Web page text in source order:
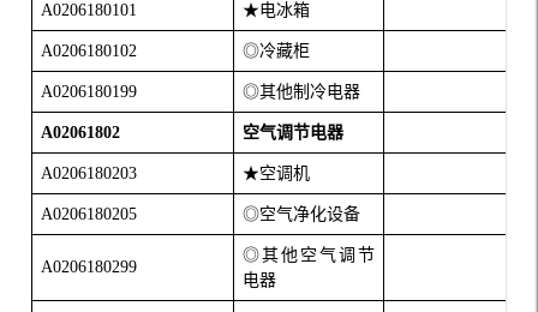
A0206180101 ★电冰箱
A0206180102 ◎冷藏柜
A0206180199 ◎其他制冷电器
A02061802 空气调节电器
A0206180203 ★空调机
A0206180205 ◎空气净化设备
A0206180299
◎其他空气调节
电器